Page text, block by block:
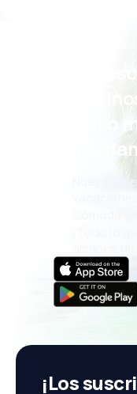
¡Eh!
incluso
Nuevas
Cómoda
¡Todo lo
¡Los